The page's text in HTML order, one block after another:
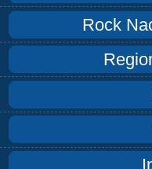
Rock